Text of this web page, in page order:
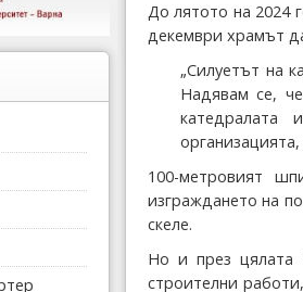
До лятото на 2024
декември храмът
„Силуетът на
Надявам се,
100-метровият
изграждането на
скеле.
Но и през цялата
строителни